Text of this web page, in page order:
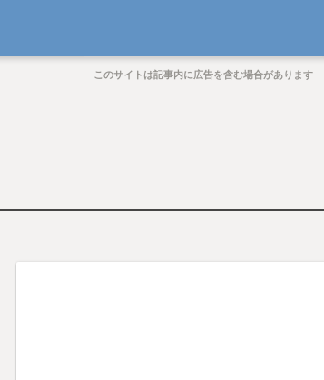
このサイトは記事内に広告を含む場合があります